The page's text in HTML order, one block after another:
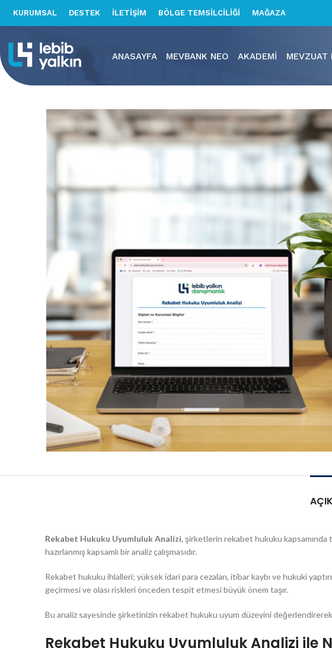
KURUMSAL DESTEK İLETİŞİM BÖLGE TEMSİLCİLİĞİ MAĞAZA
ANASAYFA MEVBANK NEO AKADEMI MEVZUAT
Rekabet Hukuku Uyumluluk Analizi, şirketlerin rekabet hukuku kapsamında
hazırlanmış kapsamlı bir analiz çalışmasıdır.
Rekabet hukuku ihlalleri; yüksek idari para cezaları, itibar kaybı ve hukuki
geçirmesi ve olası riskleri önceden tespit etmesi büyük önem taşır.
Bu analiz sayesinde şirketinizin rekabet hukuku uyum düzeyini
Rekabet Hukuku Uyumluluk Analizi ile